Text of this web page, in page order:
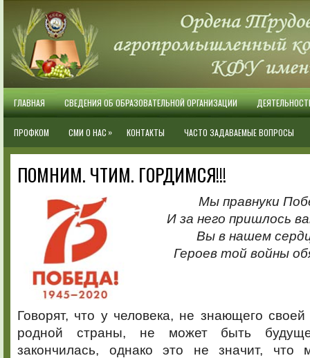
ГЛАВНАЯ СВЕДЕНИЯ ОБ ОБРАЗОВАТЕЛЬНОЙ ОРГАНИЗАЦИИ
ПРОФКОМ СМИ О НАС » КОНТАКТЫ ЧАСТО ЗАДАВАЕМЫЕ ВОПРОСЫ
ПОМНИМ. ЧТИМ. ГОРДИМСЯ!!!
Мы правнуки
И за него пришлось
Вы в нашем
Героев той войны
Говорят, что у человека, не знающего
родной страны, не может быть
закончилась, однако это не значит,